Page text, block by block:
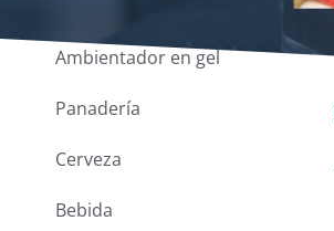
Ambientador en gel
Panadería
Cerveza
Bebida